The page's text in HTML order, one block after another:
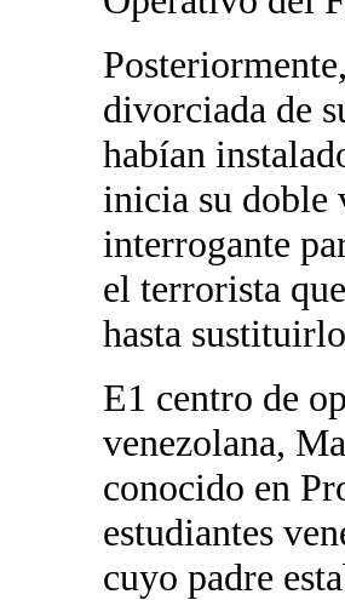
divorciada de
habían
inicia su doble
interrogante
el terrorista
hasta
E1 centro de
venezolana,
conocido en
estudiantes
cuyo padre